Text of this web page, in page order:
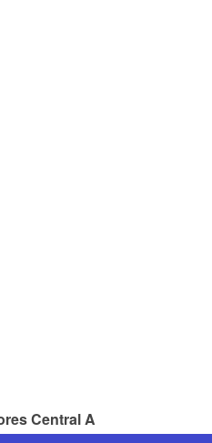
Central A